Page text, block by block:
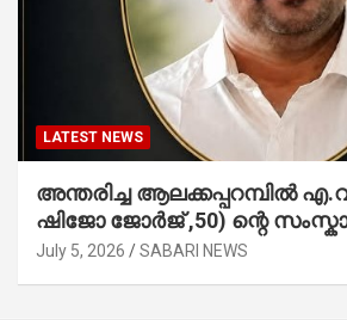
LATEST NEWS
അന്തരിച്ച ആ​ല​ക്ക​പ്പ​റമ്പിൽ​
ഷിജോ ജോർജ് ,50) ന്റെ
July 5, 2026 SABARI NEWS